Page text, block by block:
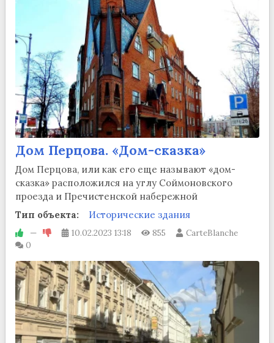
Дом Перцова. «Дом-сказка»
Дом Перцова, или как его еще называют «дом-
сказка» расположился на углу Соймоновского
проезда и Пречистенской набережной
Тип объекта:
Исторические здания
— 10.02.2023 13:18 855
CarteBlanche
0